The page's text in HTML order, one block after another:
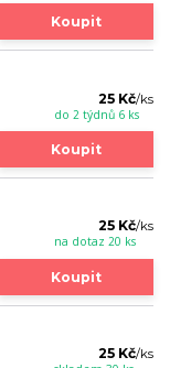
Koupit
25 Kč/ks
do 2 týdnů 6 ks
Koupit
25 Kč/ks
na dotaz 20 ks
Koupit
25 Kč/ks